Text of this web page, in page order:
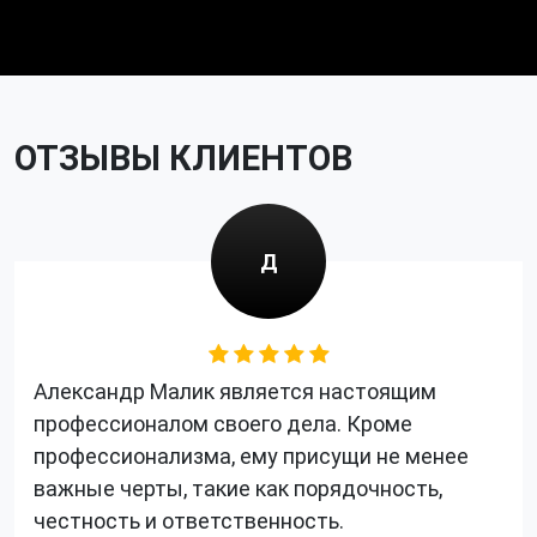
ОТЗЫВЫ КЛИЕНТОВ
Д
Александр Малик является настоящим
профессионалом своего дела. Кроме
профессионализма, ему присущи не менее
важные черты, такие как порядочность,
честность и ответственность.